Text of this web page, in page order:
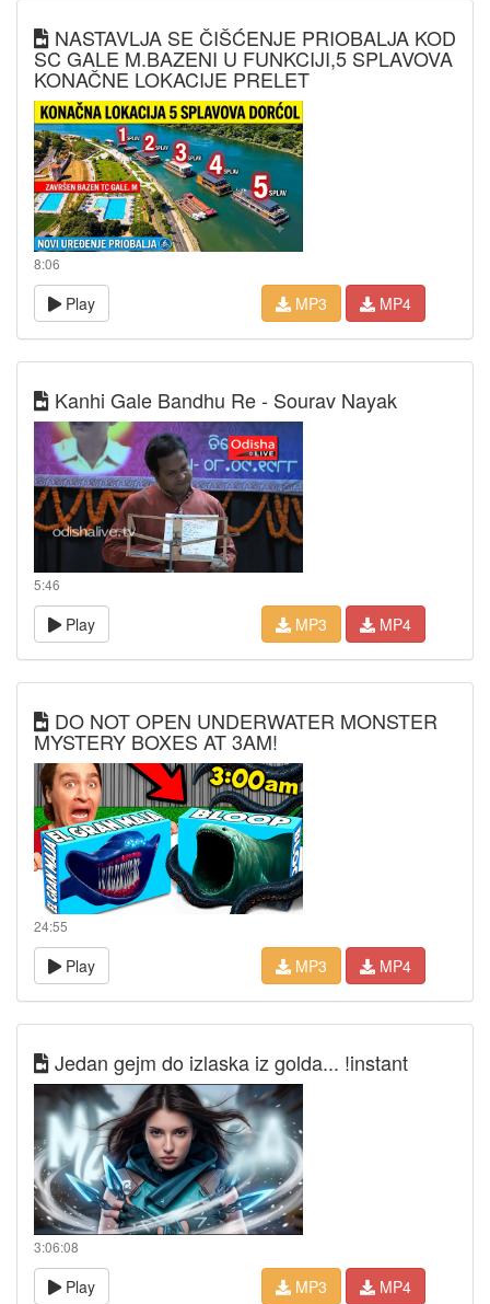
NASTAVLJA SE ČIŠĆENJE PRIOBALJA KOD
SC GALE M.BAZENI U FUNKCIJI,5 SPLAVOVA
KONAČNE LOKACIJE PRELET
8:06
Play MP3 MP4
Kanhi Gale Bandhu Re - Sourav Nayak
5:46
Play MP3 MP4
DO NOT OPEN UNDERWATER MONSTER
MYSTERY BOXES AT 3AM!
24:55
Play MP3 MP4
Jedan gejm do izlaska iz golda... !instant
3:06:08
Play MP3 MP4